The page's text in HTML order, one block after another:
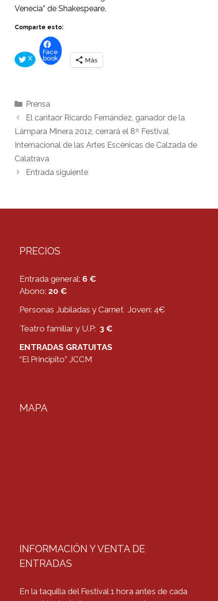
Venecia” de Shakespeare.
Comparte esto:
X
Face
book
Más
Categorías
Prensa
El cantaor Ricardo Fernández, ganador de la
Lámpara Minera 2012, cerrará el 8º Festival
Internacional de las Artes Escénicas de Calzada de
Calatrava
Entrada siguiente
PRECIOS
Entrada general: 6 €
Abono: 20 €
Personas Jubiladas y Carnet Joven: 4€
Teatro familiar y U.P: 3 €
ENTRADAS GRATUITAS
“El Principito” JCCM
MAPA
INFORMACIÓN Y VENTA DE
ENTRADAS
En la taquilla del Festival 1 hora antes de cada